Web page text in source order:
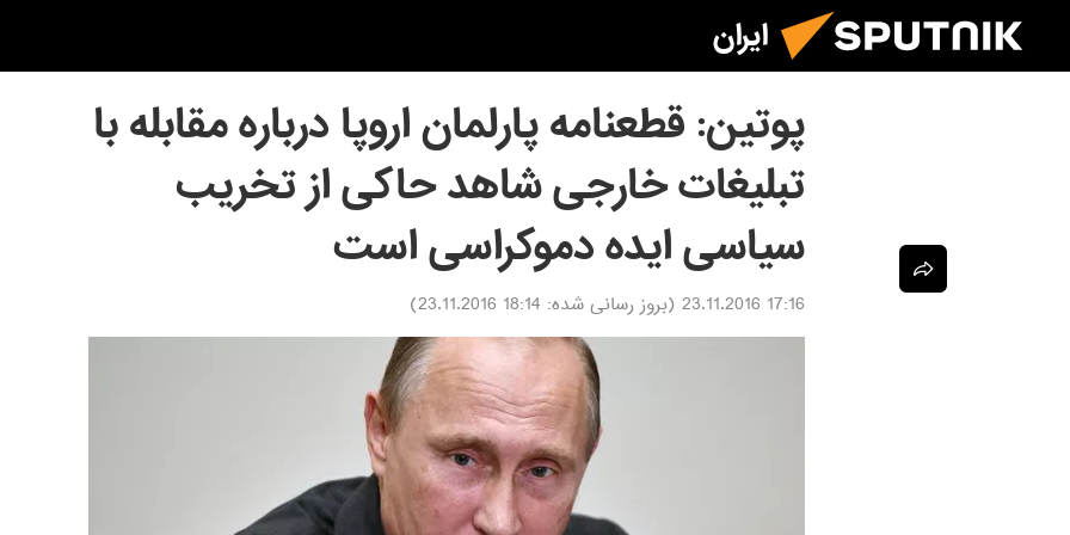
ایران
پوتین: قطعنامه پارلمان اروپا درباره مقابله با
تبلیغات خارجی شاهد حاکی از تخریب
سیاسی ایده دموکراسی است
17:16 23.11.2016 (بروز رسانی شده: 18:14 23.11.2016
)